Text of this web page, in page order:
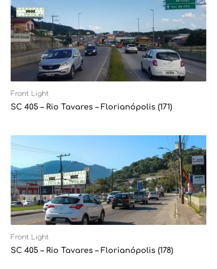
Front Light
SC 405 – Rio Tavares – Florianópolis (171)
Front Light
SC 405 – Rio Tavares – Florianópolis (178)